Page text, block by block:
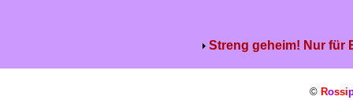
Streng geheim! Nur für
© Rossi